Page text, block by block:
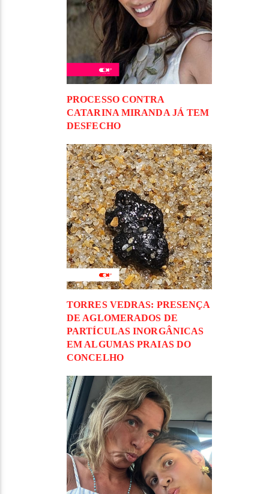
PROCESSO CONTRA
CATARINA MIRANDA JÁ TEM
DESFECHO
TORRES VEDRAS: PRESENÇA
DE AGLOMERADOS DE
PARTÍCULAS INORGÂNICAS
EM ALGUMAS PRAIAS DO
CONCELHO